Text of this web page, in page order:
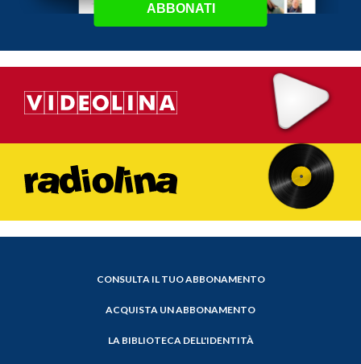
ABBONATI
CONSULTA IL TUO ABBONAMENTO
ACQUISTA UN ABBONAMENTO
LA BIBLIOTECA DELL'IDENTITÀ